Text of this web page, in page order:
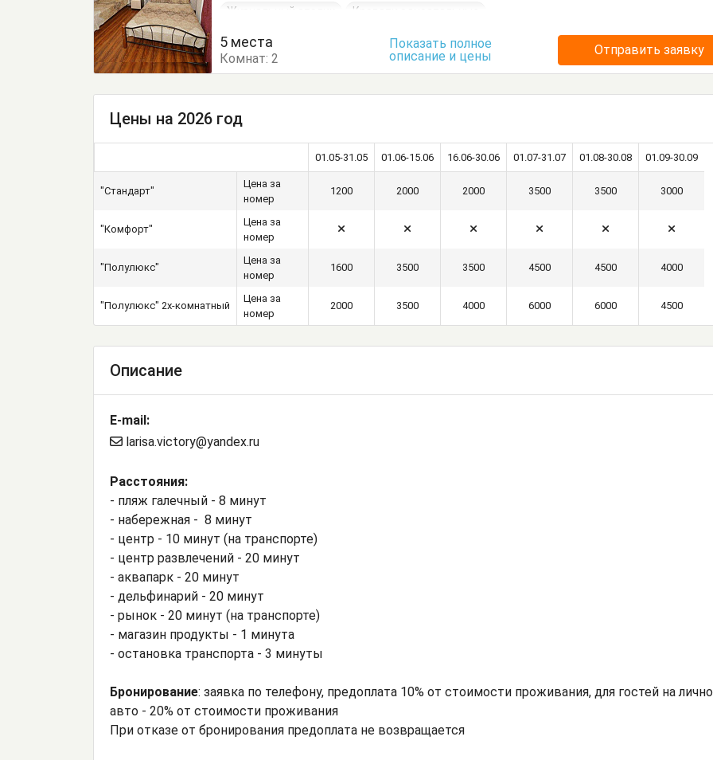
Журнальный столик
Кровати односпальные
Кровать двуспальная
Шкаф
5 места
Комнат:2
Показать полное
описание и цены
Отправить заявку
Цены на 2026 год
01.05-31.05 01.06-15.06 16.06-30.06 01.07-31.07 01.08-30.08 01.09-30.09
"Стандарт"
Цена за
номер
1200 2000 2000 3500 3500 3000
"Комфорт"
Цена за
номер
"Полулюкс"
Цена за
номер
1600 3500 3500 4500 4500 4000
"Полулюкс" 2х-комнатный
Цена за
номер
2000 3500 4000 6000 6000 4500
Описание
E-mail:
larisa.victory@yandex.ru
Расстояния:
- пляж галечный - 8 минут
- набережная - 8 минут
- центр - 10 минут (на транспорте)
- центр развлечений - 20 минут
- аквапарк - 20 минут
- дельфинарий - 20 минут
- рынок - 20 минут (на транспорте)
- магазин продукты - 1 минута
- остановка транспорта - 3 минуты
Бронирование: заявка по телефону, предоплата 10% от стоимости проживания, для гостей на
авто - 20% от стоимости проживания
При отказе от бронирования предоплата не возвращается